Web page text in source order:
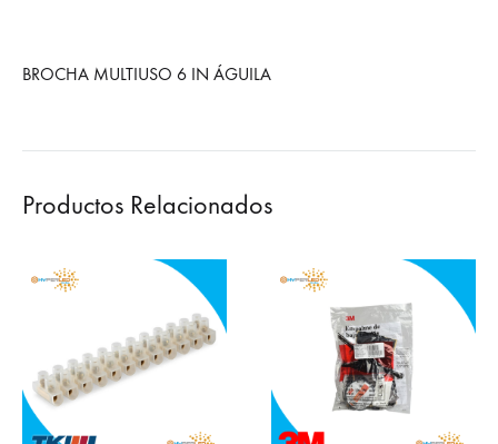
BROCHA MULTIUSO 6 IN ÁGUILA
Productos Relacionados